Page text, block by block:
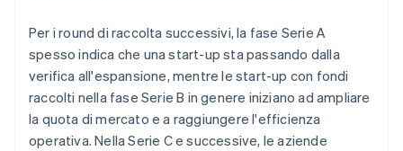
Per i round di raccolta successivi, la fase Serie A
spesso indica che una start-up sta passando dalla
verifica all'espansione, mentre le start-up con fondi
raccolti nella fase Serie B in genere iniziano ad ampliare
la quota di mercato e a raggiungere l'efficienza
operativa. Nella Serie C e successive, le aziende